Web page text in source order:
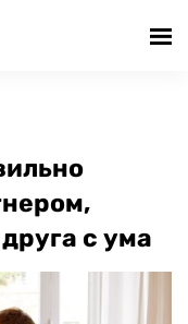
с ума